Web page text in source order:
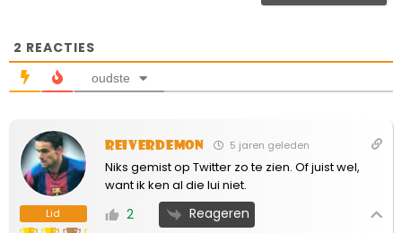
2 REACTIES
oudste
Lid
Reiverdemon 5 jaren geleden
Niks gemist op Twitter zo te zien. Of juist wel,
want ik ken al die lui niet.
2 Reageren